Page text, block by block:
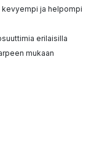
kevyempi ja helpompi
erilaisilla
mukaan